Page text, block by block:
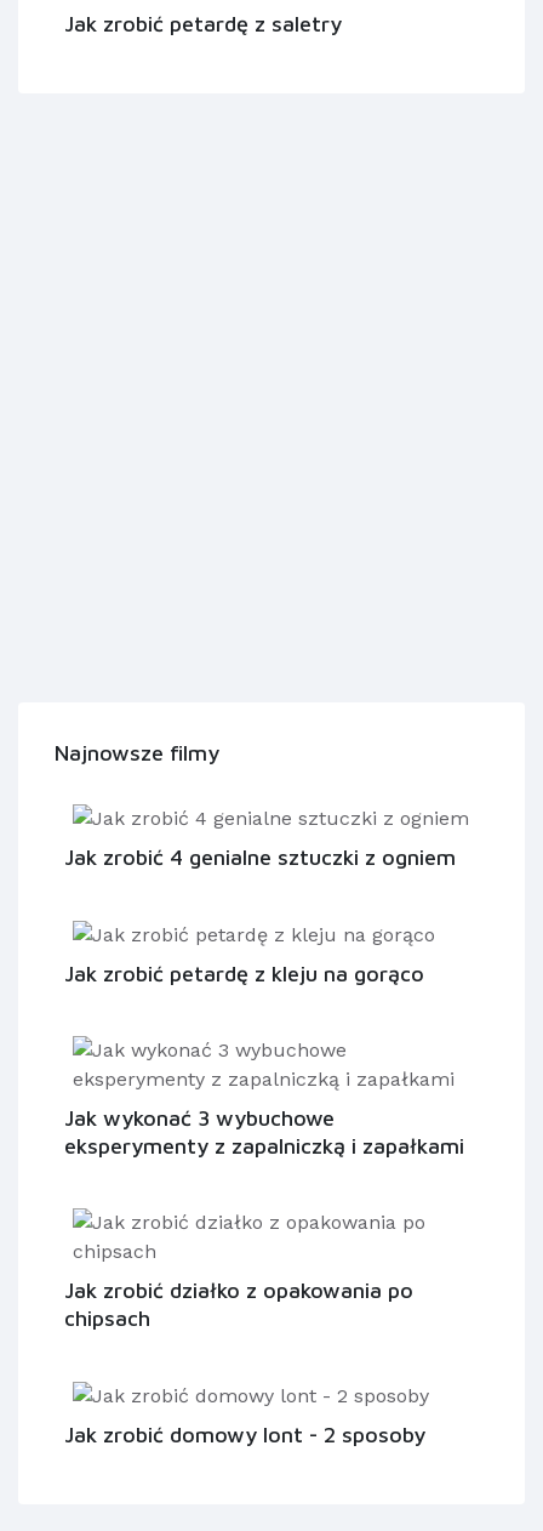
Jak zrobić petardę z saletry
Najnowsze filmy
Jak zrobić 4 genialne sztuczki z ogniem
Jak zrobić petardę z kleju na gorąco
Jak wykonać 3 wybuchowe
eksperymenty z zapalniczką i zapałkami
Jak zrobić działko z opakowania po
chipsach
Jak zrobić domowy lont - 2 sposoby